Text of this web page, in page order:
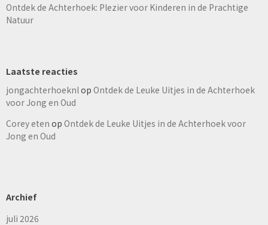
Ontdek de Achterhoek: Plezier voor Kinderen in de Prachtige
Natuur
Laatste reacties
jongachterhoeknl op Ontdek de Leuke Uitjes in de Achterhoek
voor Jong en Oud
Corey eten op Ontdek de Leuke Uitjes in de Achterhoek voor
Jong en Oud
Archief
juli 2026